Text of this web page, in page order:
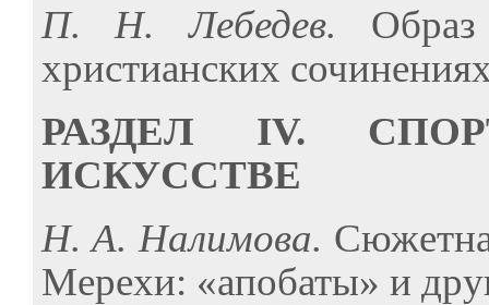
П. Н. Лебедев.
христианских
РАЗДЕЛ IV.
ИСКУССТВЕ
Н. А. Налимова.
Мерехи: «апобаты» и